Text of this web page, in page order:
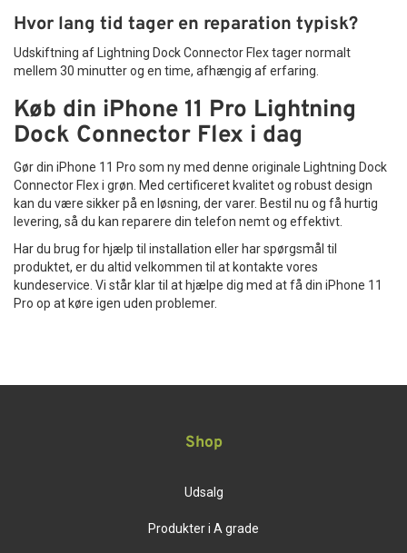
Hvor lang tid tager en reparation typisk?
Udskiftning af Lightning Dock Connector Flex tager normalt
mellem 30 minutter og en time, afhængig af erfaring.
Køb din iPhone 11 Pro Lightning
Dock Connector Flex i dag
Gør din iPhone 11 Pro som ny med denne originale Lightning Dock
Connector Flex i grøn. Med certificeret kvalitet og robust design
kan du være sikker på en løsning, der varer. Bestil nu og få hurtig
levering, så du kan reparere din telefon nemt og effektivt.
Har du brug for hjælp til installation eller har spørgsmål til
produktet, er du altid velkommen til at kontakte vores
kundeservice. Vi står klar til at hjælpe dig med at få din iPhone 11
Pro op at køre igen uden problemer.
Shop
Udsalg
Produkter i A grade